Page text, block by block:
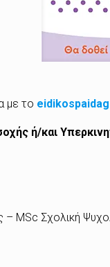
με το
ή/και
– MSc Σχολική